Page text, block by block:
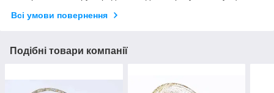
Всі умови повернення
Подібні товари компанії